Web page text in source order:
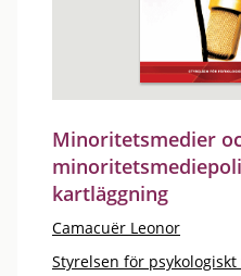
Minoritetsmedier
kartläggning
Camacuër Leonor
Styrelsen för psykologiskt